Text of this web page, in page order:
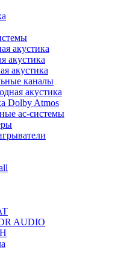
акустика
акустика
акустика
каналы
акустика
Dolby Atmos
ас-системы
AUDIO